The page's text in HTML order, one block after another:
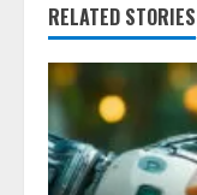
RELATED STORIES